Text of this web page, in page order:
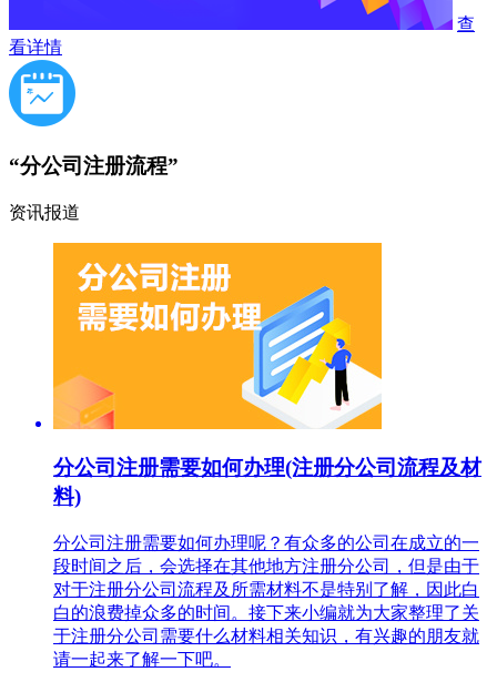
查
看详情
“分公司注册流程”
资讯报道
分公司注册需要如何办理(注册分公司流程及材
料)
分公司注册需要如何办理呢？有众多的公司在成立的一
段时间之后，会选择在其他地方注册分公司，但是由于
对于注册分公司流程及所需材料不是特别了解，因此白
白的浪费掉众多的时间。接下来小编就为大家整理了关
于注册分公司需要什么材料相关知识，有兴趣的朋友就
请一起来了解一下吧。